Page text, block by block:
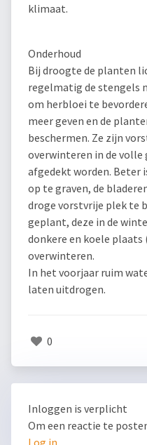
klimaat.
Onderhoud
Bij droogte de planten
regelmatig de stengels
om herbloei te
meer geven en de
beschermen. Ze zijn
overwinteren in de volle
afgedekt worden. Beter
op te graven, de
droge vorstvrije plek te
geplant, deze in de
donkere en koele plaats
overwinteren.
In het voorjaar ruim
laten uitdrogen.
0
Inloggen is verplicht
Om een reactie te